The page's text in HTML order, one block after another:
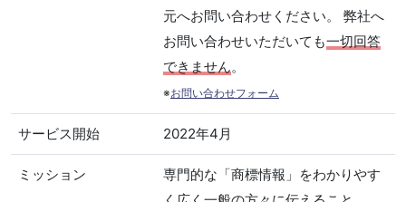
元へお問い合わせください。 弊社へ
お問い合わせいただいても一切回答
できません。
※お問い合わせフォーム
サービス開始 2022年4月
ミッション
専門的な「商標情報」をわかりやす